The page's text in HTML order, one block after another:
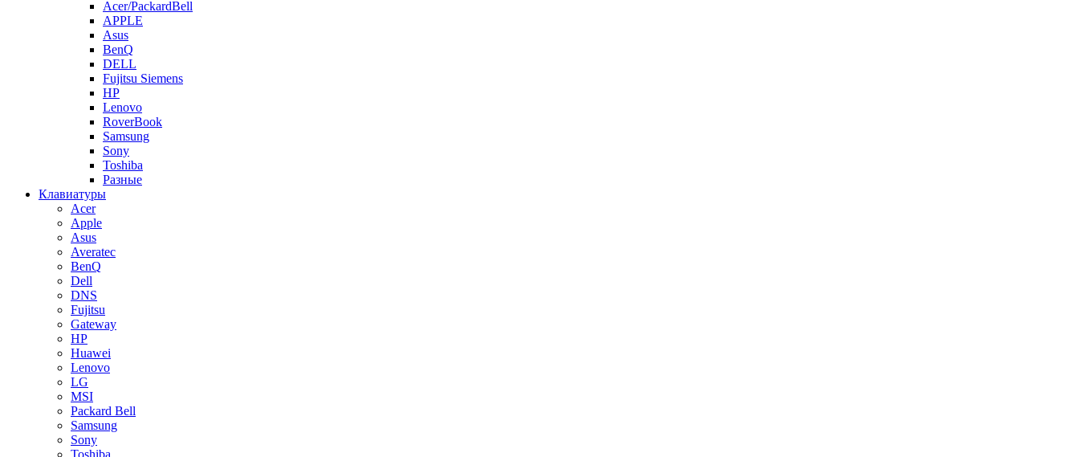
Acer/PackardBell
APPLE
Asus
BenQ
DELL
Fujitsu Siemens
HP
Lenovo
RoverBook
Samsung
Sony
Toshiba
Разные
Клавиатуры
Acer
Apple
Asus
Averatec
BenQ
Dell
DNS
Fujitsu
Gateway
HP
Huawei
Lenovo
LG
MSI
Packard Bell
Samsung
Sony
Toshiba